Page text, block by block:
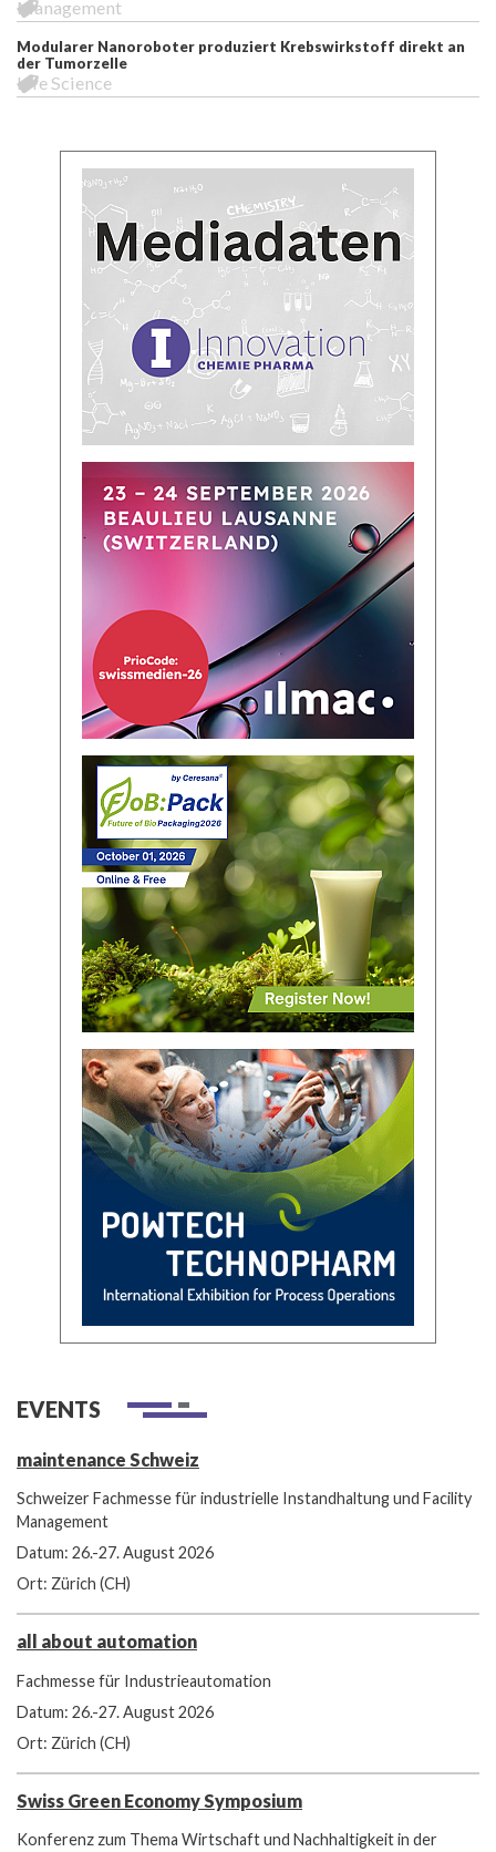
Management
Modularer Nanoroboter produziert Krebswirkstoff direkt an
der Tumorzelle
Life Science
EVENTS
maintenance Schweiz
Schweizer Fachmesse für industrielle Instandhaltung und Facility
Management
Datum: 26.-27. August 2026
Ort: Zürich (CH)
all about automation
Fachmesse für Industrieautomation
Datum: 26.-27. August 2026
Ort: Zürich (CH)
Swiss Green Economy Symposium
Konferenz zum Thema Wirtschaft und Nachhaltigkeit in der